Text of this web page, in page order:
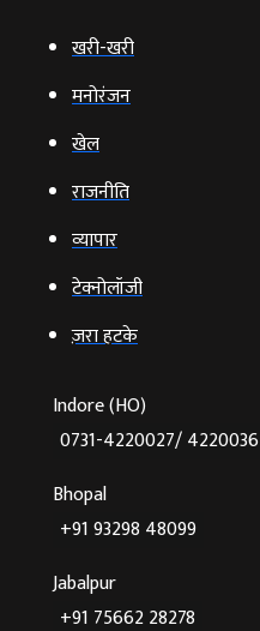
खरी-खरी
मनोरंजन
खेल
राजनीति
व्‍यापार
टेक्‍नोलॉजी
ज़रा हटके
Indore (HO)
0731-4220027/ 4220036
Bhopal
+91 93298 48099
Jabalpur
+91 75662 28278